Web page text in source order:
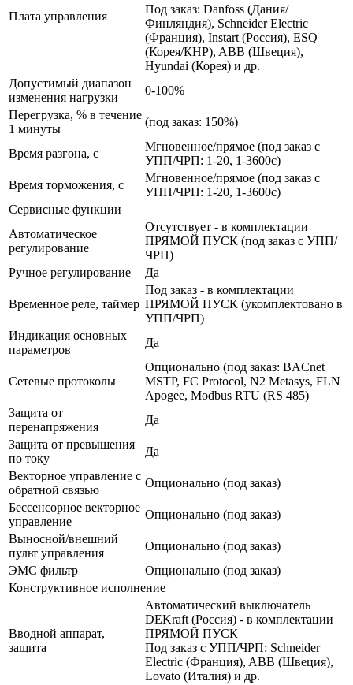
Плата управления
Под заказ: Danfoss (Дания/
Финляндия), Schneider Electric
(Франция), Instart (Россия), ESQ
(Корея/КНР), ABB (Швеция),
Hyundai (Корея) и др.
Допустимый диапазон
изменения нагрузки
0-100%
Перегрузка, % в течение
1 минуты
(под заказ: 150%)
Время разгона, с
Мгновенное/прямое (под заказ с
УПП/ЧРП: 1-20, 1-3600с)
Время торможения, с
Мгновенное/прямое (под заказ с
УПП/ЧРП: 1-20, 1-3600с)
Сервисные функции
Автоматическое
регулирование
Отсутствует - в комплектации
ПРЯМОЙ ПУСК (под заказ с УПП/
ЧРП)
Ручное регулирование
Да
Временное реле, таймер
Под заказ - в комплектации
ПРЯМОЙ ПУСК (укомплектовано в
УПП/ЧРП)
Индикация основных
параметров
Да
Сетевые протоколы
Опционально (под заказ: BACnet
MSTP, FC Protocol, N2 Metasys, FLN
Apogee, Modbus RTU (RS 485)
Защита от
перенапряжения
Да
Защита от превышения
по току
Да
Векторное управление с
обратной связью
Опционально (под заказ)
Бессенсорное векторное
управление
Опционально (под заказ)
Выносной/внешний
пульт управления
Опционально (под заказ)
ЭМС фильтр
Опционально (под заказ)
Конструктивное исполнение
Вводной аппарат,
защита
Автоматический выключатель
DEKraft (Россия) - в комплектации
ПРЯМОЙ ПУСК
Под заказ с УПП/ЧРП: Schneider
Electric (Франция), ABB (Швеция),
Lovato (Италия) и др.